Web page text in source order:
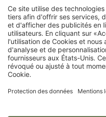
Evènements
Newsletter
Termes d'utilisation